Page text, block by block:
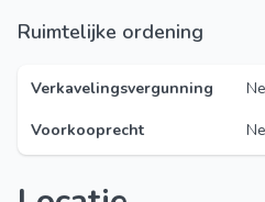
Ruimtelijke ordening
Verkavelingsvergunning
Voorkooprecht